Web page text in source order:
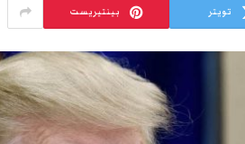
تويتر بينتيريست